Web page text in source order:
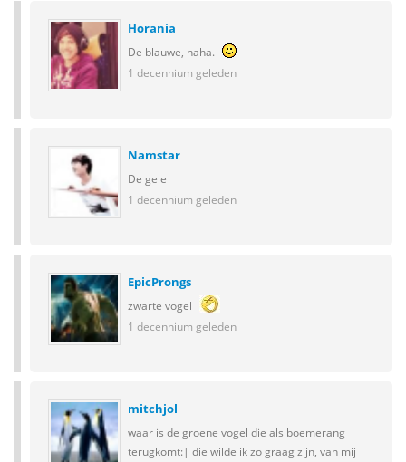
Horania
De blauwe, haha.
1 decennium geleden
Namstar
De gele
1 decennium geleden
EpicProngs
zwarte vogel
1 decennium geleden
mitchjol
waar is de groene vogel die als boemerang
terugkomt:| die wilde ik zo graag zijn, van mij